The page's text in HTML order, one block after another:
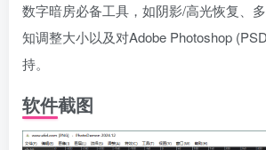
数字暗房必备工具，如阴影/高光恢复、
知调整大小以及对Adobe Photoshop
持。
软件截图